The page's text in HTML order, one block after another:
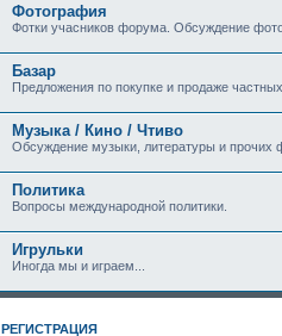
Фотография
Фотки учасников форума. Обсуждение
Базар
Предложения по покупке и продаже
Музыка / Кино / Чтиво
Обсуждение музыки, литературы и прочих
Политика
Вопросы международной политики.
Игрульки
Иногда мы и играем...
РЕГИСТРАЦИЯ